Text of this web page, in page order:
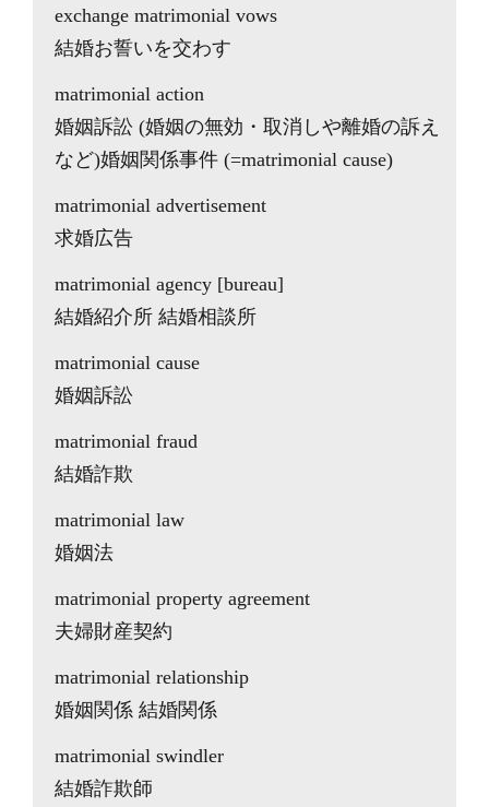
exchange matrimonial vows
結婚お誓いを交わす
matrimonial action
婚姻訴訟 (婚姻の無効・取消しや離婚の訴え
など)婚姻関係事件 (=matrimonial cause)
matrimonial advertisement
求婚広告
matrimonial agency [bureau]
結婚紹介所 結婚相談所
matrimonial cause
婚姻訴訟
matrimonial fraud
結婚詐欺
matrimonial law
婚姻法
matrimonial property agreement
夫婦財産契約
matrimonial relationship
婚姻関係 結婚関係
matrimonial swindler
結婚詐欺師